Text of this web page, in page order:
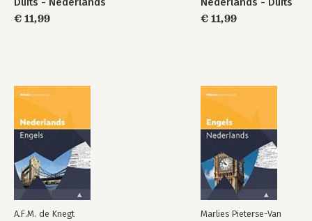
€ 11,99
€ 11,99
A.F.M. de Knegt
Marlies Pieterse-Van